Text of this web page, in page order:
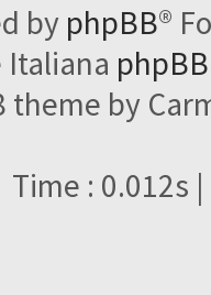
by phpBB®
Italiana
theme by
Time : 0.012s